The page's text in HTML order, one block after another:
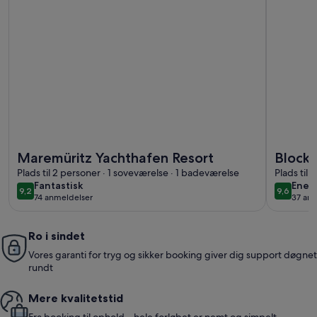
Maremüritz Yachthafen Resort
Plads til 2 personer · 1 soveværelse · 1 badeværelse
9,29,2 ud af 10
Fantastisk
fantastisk
74 anmeldelser
(74
Plads til
9,69,6 ud
37
(37
Ro i sindet
Vores garanti for tryg og sikker booking giver dig support døgnet
rundt
Mere kvalitetstid